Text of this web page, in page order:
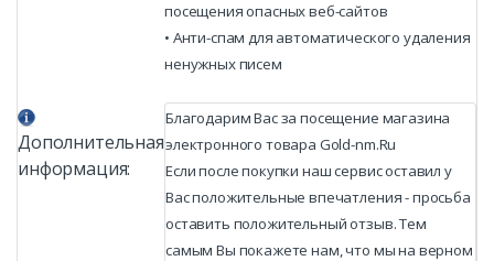
посещения опасных веб-сайтов
• Анти-спам для автоматического удаления
ненужных писем
Дополнительная
информация:
Благодарим Вас за посещение магазина
электронного товара Gold-nm.Ru
Если после покупки наш сервис оставил у
Вас положительные впечатления - просьба
оставить положительный отзыв. Тем
самым Вы покажете нам, что мы на верном